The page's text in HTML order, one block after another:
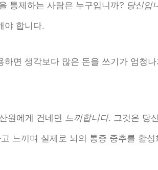
통제하는 사람은 누구입니까? 당신입
야 합니다.
면 생각보다 많은 돈을 쓰기가 엄청나
원에게 건네면 느끼합니다. 그것은 당
느끼며 실제로 뇌의 통증 중추를 활성